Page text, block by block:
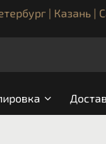
| Казань |